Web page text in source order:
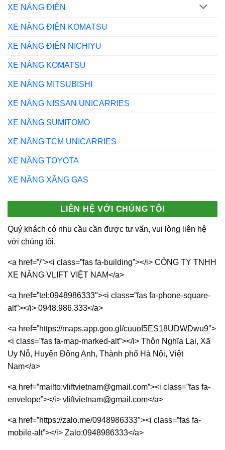
XE NÂNG ĐIỆN
XE NÂNG ĐIỆN KOMATSU
XE NÂNG ĐIỆN NICHIYU
XE NÂNG KOMATSU
XE NÂNG MITSUBISHI
XE NÂNG NISSAN UNICARRIES
XE NÂNG SUMITOMO
XE NÂNG TCM UNICARRIES
XE NÂNG TOYOTA
XE NÂNG XĂNG GAS
LIÊN HỆ VỚI CHÚNG TÔI
Quý khách có nhu cầu cần được tư vấn, vui lòng liên hệ
với chúng tôi.
<a href=”/”><i class=”fas fa-building”></i> CÔNG TY TNHH
XE NÂNG VLIFT VIỆT NAM</a>
<a href=”tel:0948986333″><i class=”fas fa-phone-square-
alt”></i> 0948.986.333</a>
<a href=”https://maps.app.goo.gl/cuuof5ES18UDWDwu9″>
<i class=”fas fa-map-marked-alt”></i> Thôn Nghĩa Lại, Xã
Uy Nỗ, Huyện Đông Anh, Thành phố Hà Nội, Việt
Nam</a>
<a href=”mailto:vliftvietnam@gmail.com”><i class=”fas fa-
envelope”></i> vliftvietnam@gmail.com</a>
<a href=”https://zalo.me/0948986333″><i class=”fas fa-
mobile-alt”></i> Zalo:0948986333</a>